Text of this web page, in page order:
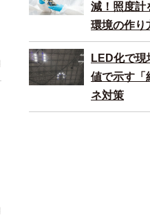
減！照度計
環境の作り
LED化で
値で示す「
ネ対策